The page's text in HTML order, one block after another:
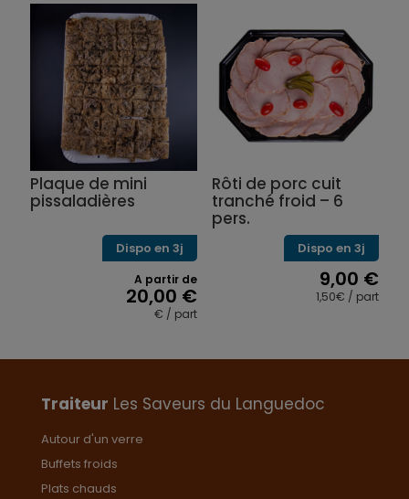
produit
a
plusieurs
variations.
Les
options
peuvent
être
choisies
sur
la
page
produit
Plaque de mini
pissaladières
Dispo en 3j
A partir de
20,00 €
€ / part
variations.
options
être
choisies
Rôti de porc cuit
tranché froid – 6
pers.
Dispo en 3j
9,00 €
1,50€ / part
Traiteur Les Saveurs du Languedoc
Autour d'un verre
Buffets froids
Plats chauds